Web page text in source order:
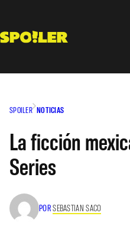
contenido
SPOILER NOTICIAS
La ficción
Series
PORSEBASTIAN SACO